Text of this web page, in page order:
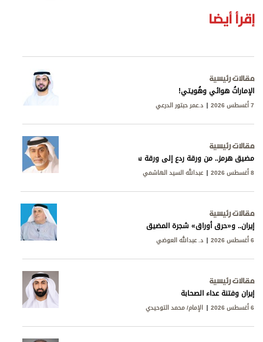
إقرأ أيضا
مقالات رئيسية
الإماراتُ هوائي وهُويتي!
7 أغسطس 2026 د.عمر حبتور الدرعي
مقالات رئيسية
مضيق هرمز.. من ورقة ردع إلى ورقة سيادة
8 أغسطس 2026 عبدالله السيد الهاشمي
مقالات رئيسية
إيران.. و«حرق أوراق» شجرة المضيق
6 أغسطس 2026 د. عبدالله العوضي
مقالات رئيسية
إيران وفتنة عداء الصحابة
6 أغسطس 2026 الإمام/ محمد التوحيدي